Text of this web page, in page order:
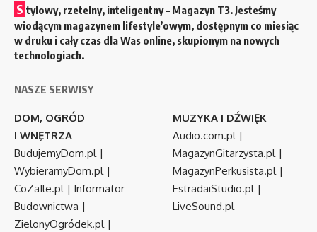
S tylowy, rzetelny, inteligentny – Magazyn T3. Jesteśmy
wiodącym magazynem lifestyle’owym, dostępnym co miesiąc
w druku i cały czas dla Was online, skupionym na nowych
technologiach.
NASZE SERWISY
DOM, OGRÓD
I WNĘTRZA
BudujemyDom.pl|
WybieramyDom.pl|
CoZaIle.pl| Informator
Budownictwa |
ZielonyOgródek.pl|
MUZYKA I DŹWIĘK
Audio.com.pl|
MagazynGitarzysta.pl|
MagazynPerkusista.pl|
EstradaiStudio.pl|
LiveSound.pl